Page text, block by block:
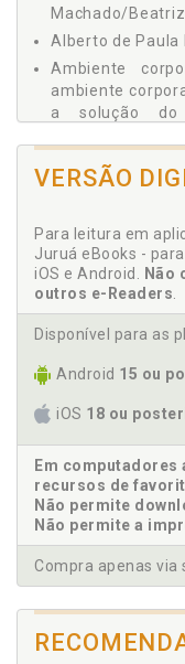
ESTABILIDADES /
COMPLIANCE
DADOS -
Carolina Quinelato
DO FGTS -
PRINCIPAIS /
Santa, p. 381
DOCUMENTOS
TRABALHO / Edilson
TRABALHADORES
p. 397
O USO DO
DESAFIOS,
407
O COMPLEXO
Paula Machado /
REFERÊNCIAS, p. 423
Machado/
Alberto de Paula
Ambiente
ambiente
a solução do
Ambiente de
ambiente de
p. 131
Andressa Ortiz
p. 301
Aprendiz.
Weiss de Paula
justificadas.
Avanços dos
B
Beatriz Carolina
Machado/Beatriz
sindical
Machado/Beatriz
VERSÃO
Para leitura em
Juruá eBooks - para
iOS e Android. Não
outros e-Readers.
Disponível para as
Android 15 ou
iOS 18 ou
Em computadores
recursos de
Não permite
Não permite a
Compra apenas via